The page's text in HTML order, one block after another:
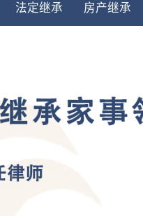
法定继承 房产继承